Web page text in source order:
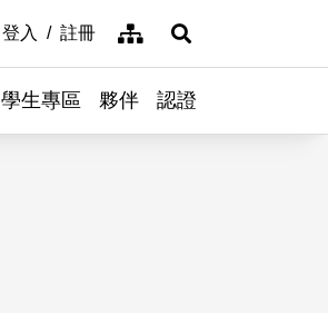
登入 註冊 網站導覽展開搜尋
學生專區 夥伴 認證